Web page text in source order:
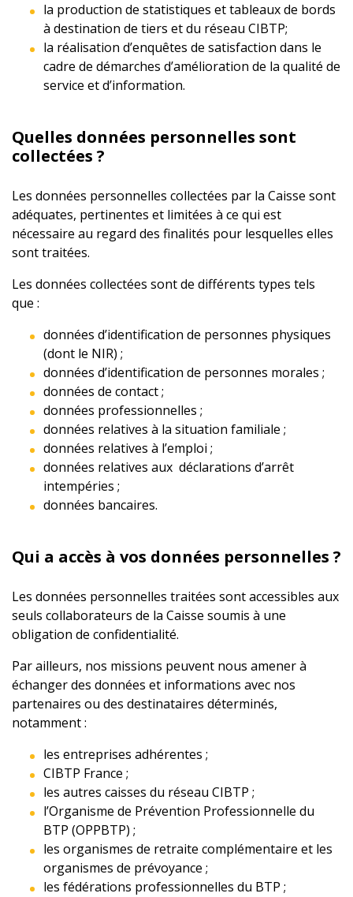
la production de statistiques et tableaux de bords
à destination de tiers et du réseau CIBTP;
la réalisation d’enquêtes de satisfaction dans le
cadre de démarches d’amélioration de la qualité de
service et d’information.
Quelles données personnelles sont
collectées ?
Les données personnelles collectées par la Caisse sont
adéquates, pertinentes et limitées à ce qui est
nécessaire au regard des finalités pour lesquelles elles
sont traitées.
Les données collectées sont de différents types tels
que :
données d’identification de personnes physiques
(dont le NIR) ;
données d’identification de personnes morales ;
données de contact ;
données professionnelles ;
données relatives à la situation familiale ;
données relatives à l’emploi ;
données relatives aux déclarations d’arrêt
intempéries ;
données bancaires.
Qui a accès à vos données personnelles ?
Les données personnelles traitées sont accessibles aux
seuls collaborateurs de la Caisse soumis à une
obligation de confidentialité.
Par ailleurs, nos missions peuvent nous amener à
échanger des données et informations avec nos
partenaires ou des destinataires déterminés,
notamment :
les entreprises adhérentes ;
CIBTP France ;
les autres caisses du réseau CIBTP ;
l’Organisme de Prévention Professionnelle du
BTP (OPPBTP) ;
les organismes de retraite complémentaire et les
organismes de prévoyance ;
les fédérations professionnelles du BTP ;